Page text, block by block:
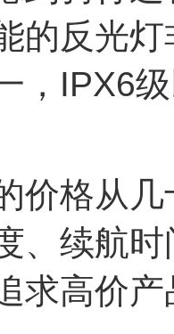
的反光
，IPX6
价格从
、续航
求高价